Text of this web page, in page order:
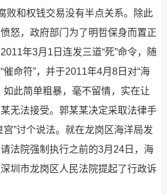
败和权钱交易没有半点关系。除此
怒，政府部门为了明哲保身而置正
年3月1日连发三道“死”命令，随
命符”，并于2011年4月8日对“海
如此简单粗暴，毫不留情，实在让
无法接受。郭某某决定采取法律手
宫”讨个说法。就在龙岗区海洋局发
法院强制执行之前的3月24日，海
圳市龙岗区人民法院提起了行政诉